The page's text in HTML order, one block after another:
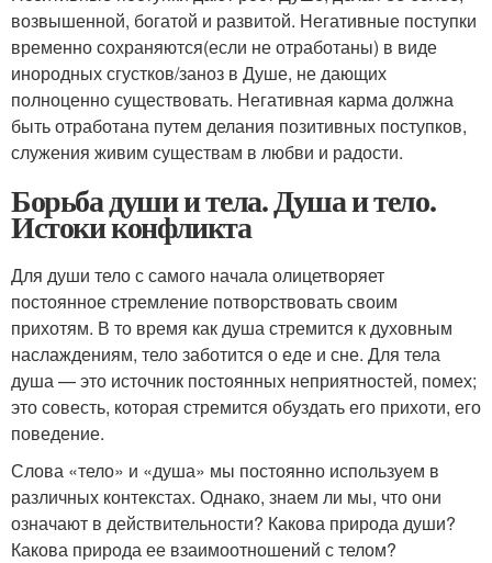
возвышенной, богатой и развитой. Негативные поступки
временно сохраняются(если не отработаны) в виде
инородных сгустков/заноз в Душе, не дающих
полноценно существовать. Негативная карма должна
быть отработана путем делания позитивных поступков,
служения живим существам в любви и радости.
Борьба души и тела. Душа и тело.
Истоки конфликта
Для души тело с самого начала олицетворяет
постоянное стремление потворствовать своим
прихотям. В то время как душа стремится к духовным
наслаждениям, тело заботится о еде и сне. Для тела
душа — это источник постоянных неприятностей, помех;
это совесть, которая стремится обуздать его прихоти, его
поведение.
Слова «тело» и «душа» мы постоянно используем в
различных контекстах. Однако, знаем ли мы, что они
означают в действительности? Какова природа души?
Какова природа ее взаимоотношений с телом?